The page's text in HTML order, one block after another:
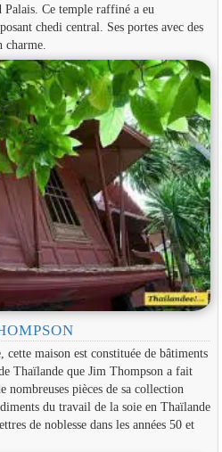
Ce temple raffiné a eu
chedi central. Ses portes avec des
charme.
cette maison est constituée de bâtiments
Thaïlande que Jim Thompson a fait
pièces de sa collection
du travail de la soie en Thaïlande
de noblesse dans les années 50 et